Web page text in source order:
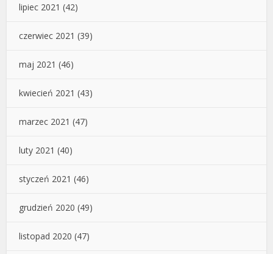
lipiec 2021 (42)
czerwiec 2021 (39)
maj 2021 (46)
kwiecień 2021 (43)
marzec 2021 (47)
luty 2021 (40)
styczeń 2021 (46)
grudzień 2020 (49)
listopad 2020 (47)